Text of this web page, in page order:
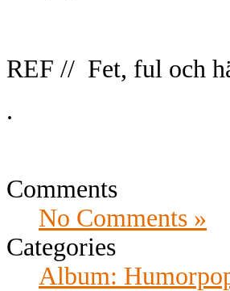
REF // Fet, ful och
.
Comments
No Comments »
Categories
Album: